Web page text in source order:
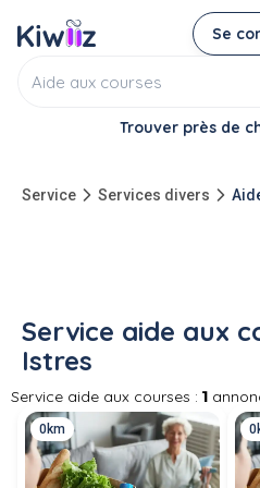
Se
Trouver près de
Service Services divers
Service aide aux
Istres
Service aide aux courses : 1
aux courses entre particuliers à
particulier vous aide pour faire
fait les courses pour vous avec
(parfois en même temps que les
0km